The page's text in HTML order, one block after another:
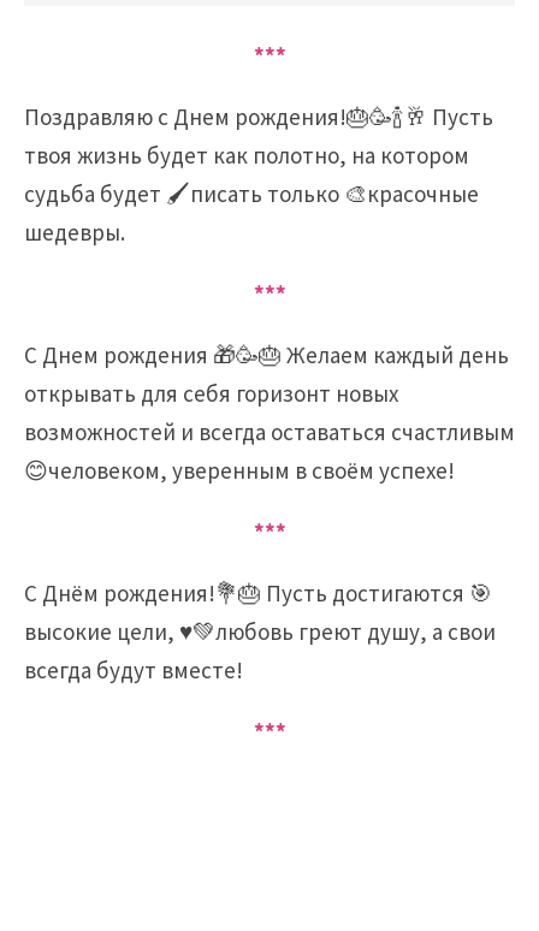
***
Поздравляю с Днем ​​рождения!🎂🥳🍾🥂 Пусть
твоя жизнь будет как полотно, на котором
судьба будет 🖌️писать только 🎨красочные
шедевры.
***
С Днем рождения 🎁🥳🎂 Желаем каждый день
открывать для себя горизонт новых
возможностей и всегда оставаться счастливым
😊человеком, уверенным в своём успехе!
***
С Днём рождения!💐🎂 Пусть достигаются 🎯
высокие цели, ♥️💚любовь греют душу, а свои
всегда будут вместе!
***